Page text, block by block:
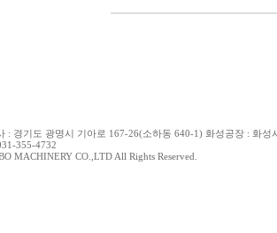
: 경기도 광명시 기아로 167-26(소하동 640-1) 화성공장 : 화
355-4732
MACHINERY CO.,LTD All Rights Reserved.